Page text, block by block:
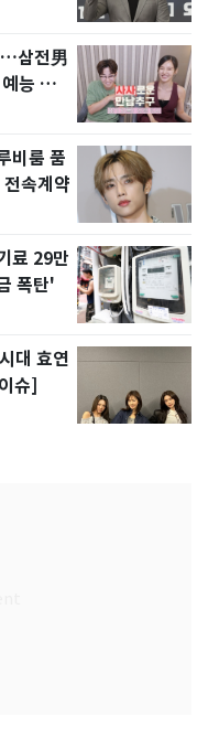
삼전男
능 화
비룸 품
속계약
료 29만
폭탄'
대 효연
슈]